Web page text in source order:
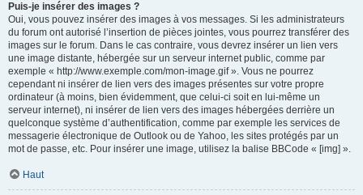
Puis-je insérer des images ?
Oui, vous pouvez insérer des images à vos messages. Si les administrateurs
du forum ont autorisé l’insertion de pièces jointes, vous pourrez transférer des
images sur le forum. Dans le cas contraire, vous devrez insérer un lien vers
une image distante, hébergée sur un serveur internet public, comme par
exemple « http://www.exemple.com/mon-image.gif ». Vous ne pourrez
cependant ni insérer de lien vers des images présentes sur votre propre
ordinateur (à moins, bien évidemment, que celui-ci soit en lui-même un
serveur internet), ni insérer de lien vers des images hébergées derrière un
quelconque système d’authentification, comme par exemple les services de
messagerie électronique de Outlook ou de Yahoo, les sites protégés par un
mot de passe, etc. Pour insérer une image, utilisez la balise BBCode « [img] ».
Haut